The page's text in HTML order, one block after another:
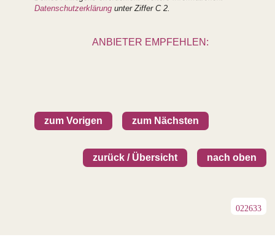
Datenschutzerklärung unter Ziffer C 2.
ANBIETER EMPFEHLEN:
zum Vorigen zum Nächsten
nach oben
zurück / Übersicht
022633